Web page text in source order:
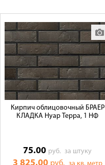
Доставка
Сотрудничество
Галерея объектов
Контакты
Кирпич облицовочный БРАЕР
КЛАДКА Нуар Терра, 1 НФ
75.00 руб.за штуку